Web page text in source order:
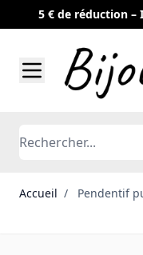
5 € de réduction –
Rechercher
Accueil / Pendentif